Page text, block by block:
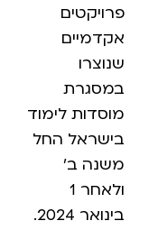
פרויקטים
אקדמיים
שנוצרו
במסגרת
מוסדות לימוד
בישראל החל
משנה ב'
ולאחר 1
בינואר 2024.